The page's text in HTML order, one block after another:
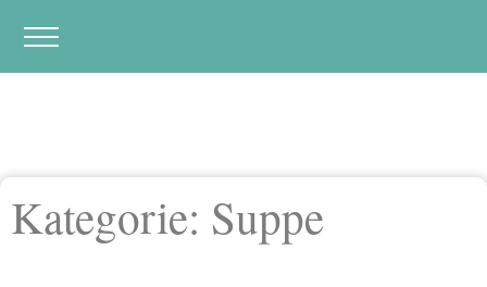
Kategorie: Suppe